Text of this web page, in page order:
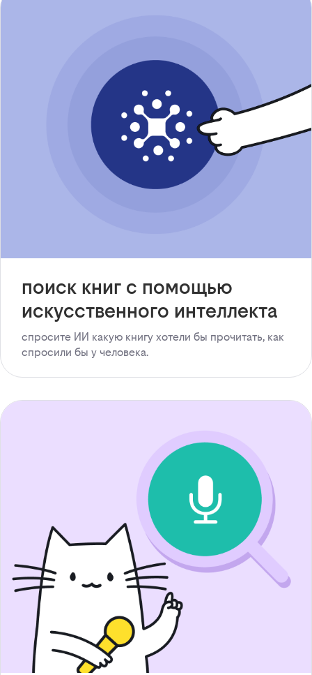
поиск книг с помощью
искусственного интеллекта
спросите ИИ какую книгу хотели бы прочитать, как
спросили бы у человека.